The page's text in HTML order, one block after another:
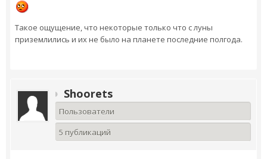
Такое ощущение, что некоторые только что с луны
приземлились и их не было на планете последние полгода.
Shoorets
Пользователи
5 публикаций